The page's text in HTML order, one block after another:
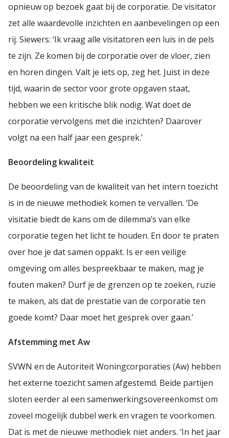
opnieuw op bezoek gaat bij de corporatie. De visitator
zet alle waardevolle inzichten en aanbevelingen op een
rij. Siewers: ‘Ik vraag alle visitatoren een luis in de pels
te zijn. Ze komen bij de corporatie over de vloer, zien
en horen dingen. Valt je iets op, zeg het. Juist in deze
tijd, waarin de sector voor grote opgaven staat,
hebben we een kritische blik nodig. Wat doet de
corporatie vervolgens met die inzichten? Daarover
volgt na een half jaar een gesprek.’
Beoordeling kwaliteit
De beoordeling van de kwaliteit van het intern toezicht
is in de nieuwe methodiek komen te vervallen. ‘De
visitatie biedt de kans om de dilemma’s van elke
corporatie tegen het licht te houden. En door te praten
over hoe je dat samen oppakt. Is er een veilige
omgeving om alles bespreekbaar te maken, mag je
fouten maken? Durf je de grenzen op te zoeken, ruzie
te maken, als dat de prestatie van de corporatie ten
goede komt? Daar moet het gesprek over gaan.’
Afstemming met Aw
SVWN en de Autoriteit Woningcorporaties (Aw) hebben
het externe toezicht samen afgestemd. Beide partijen
sloten eerder al een samenwerkingsovereenkomst om
zoveel mogelijk dubbel werk en vragen te voorkomen.
Dat is met de nieuwe methodiek niet anders. ‘In het jaar